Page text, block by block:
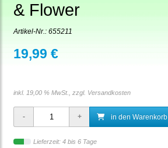
& Flower
Artikel-Nr.: 655211
19,99 €
inkl. 19,00 % MwSt., zzgl. Versandkosten
in den Warenkorb
Lieferzeit: 4 bis 6 Tage